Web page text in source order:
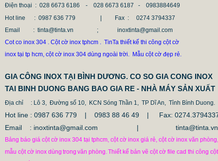
Điện thoại : 028 6673 6186 - 028 6673 6187 -
0983884649
Hot line
: 0987 636 779 | Fax :
0274 3794337
Email
: tinta@tinta.vn ; inoxtinta@gmail.com
Cot co inox 304 . Cột cờ inox tphcm . TinTa thiết kế thi công cột cờ
inox tại tp hcm, cột cờ inox 304 dùng ngoài trời. Mẫu cột cờ đẹp rẻ.
GIA CÔNG INOX TẠI BÌNH DƯƠNG. CO SO GIA CONG INOX
TAI BINH DUONG BANG BAO GIA RE - NHÀ MÁY SẢN XUẤT
Địa chỉ : Lô 3, Đường số 10, KCN Sóng Thần 1, TP Dĩ An, Tỉnh Bình Duong.
Hot line : 0987 636 779 | 0983 88 46 49 |
Fax:
Email : inoxtinta@gmail.com | tinta@tinta.vn
Bảng báo giá cột cờ inox 304 tại tphcm, cột cờ inox giá rẻ, cột cờ inox văn phòng,
mẫu cột cờ inox dùng trong văn phòng.Thiết kế bản vẽ cột cờ file cad thi công cột